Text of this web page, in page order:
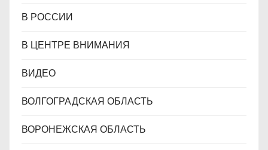
В РОССИИ
В ЦЕНТРЕ ВНИМАНИЯ
ВИДЕО
ВОЛГОГРАДСКАЯ ОБЛАСТЬ
ВОРОНЕЖСКАЯ ОБЛАСТЬ